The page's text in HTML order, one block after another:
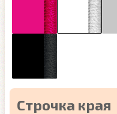
Строчка края